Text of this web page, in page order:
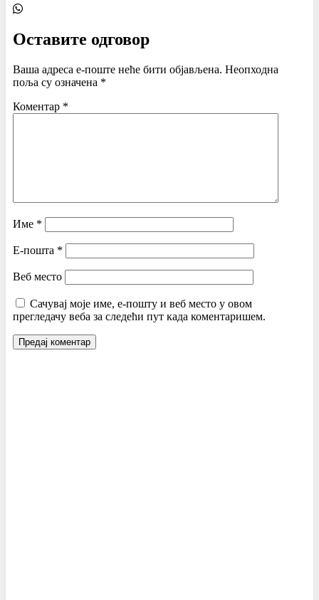
Оставите одговор
Ваша адреса е-поште неће бити објављена. Неопходна
поља су означена *
Коментар *
Име *
Е-пошта *
Веб место
Сачувај моје име, е-пошту и веб место у овом
прегледачу веба за следећи пут када коментаришем.